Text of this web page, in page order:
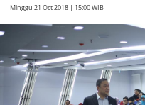
Minggu 21 Oct 2018 | 15:00 WIB